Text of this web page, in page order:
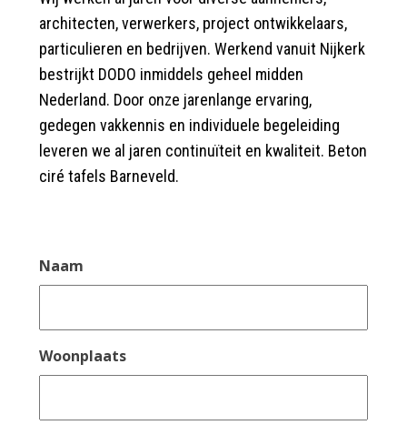
architecten, verwerkers, project ontwikkelaars,
particulieren en bedrijven. Werkend vanuit Nijkerk
bestrijkt DODO inmiddels geheel midden
Nederland. Door onze jarenlange ervaring,
gedegen vakkennis en individuele begeleiding
leveren we al jaren continuïteit en kwaliteit. Beton
ciré tafels Barneveld.
Naam
Woonplaats